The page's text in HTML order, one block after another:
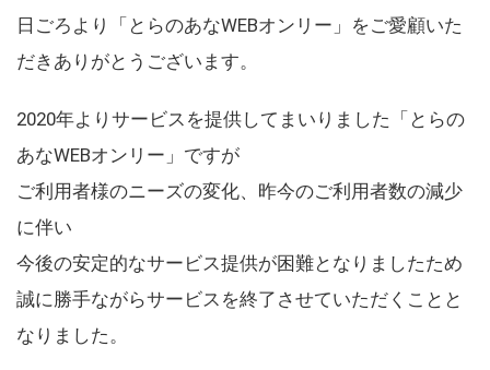
日ごろより「とらのあなWEBオンリー」をご愛顧いた
だきありがとうございます。
2020年よりサービスを提供してまいりました「とらの
あなWEBオンリー」ですが
ご利用者様のニーズの変化、昨今のご利用者数の減少
に伴い
今後の安定的なサービス提供が困難となりましたため
誠に勝手ながらサービスを終了させていただくことと
なりました。